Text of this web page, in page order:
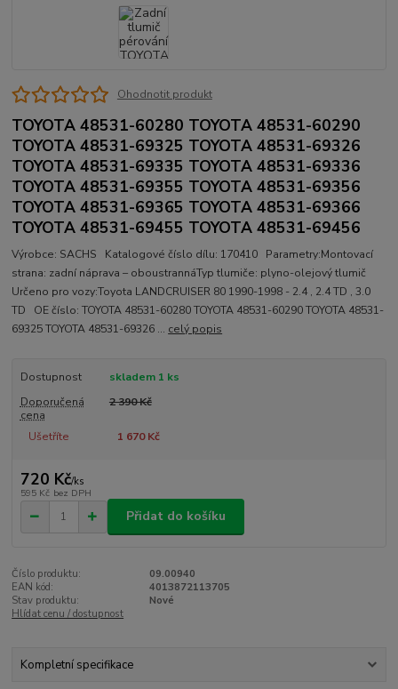
Ohodnotit produkt
TOYOTA 48531-60280 TOYOTA 48531-60290
TOYOTA 48531-69325 TOYOTA 48531-69326
TOYOTA 48531-69335 TOYOTA 48531-69336
TOYOTA 48531-69355 TOYOTA 48531-69356
TOYOTA 48531-69365 TOYOTA 48531-69366
TOYOTA 48531-69455 TOYOTA 48531-69456
Výrobce: SACHS Katalogové číslo dílu: 170410 Parametry:Montovací
strana: zadní náprava – oboustrannáTyp tlumiče: plyno-olejový tlumič
Určeno pro vozy:Toyota LANDCRUISER 80 1990-1998 - 2.4 , 2.4 TD , 3.0
TD OE číslo: TOYOTA 48531-60280 TOYOTA 48531-60290 TOYOTA 48531-
69325 TOYOTA 48531-69326 ... celý popis
Dostupnost
skladem 1 ks
Doporučená
cena
2 390 Kč
Ušetříte 1 670 Kč
720 Kč/ks
595 Kč bez DPH
Přidat do košíku
Číslo produktu:
09.00940
EAN kód:
4013872113705
Stav produktu:
Nové
Hlídat cenu / dostupnost
Kompletní specifikace